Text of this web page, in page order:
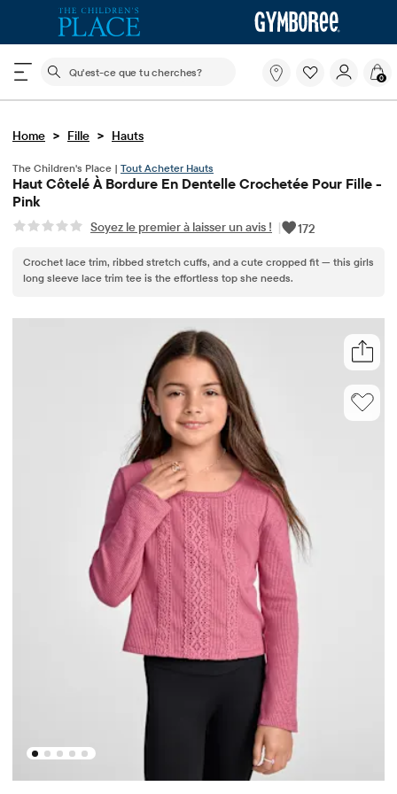
Le champ de recherche ci-dessous filtre les
Qu'est-
que
0
Home > Fille > Hauts
The Children's Place | Tout Acheter Hauts
Haut Côtelé À Bordure En Dentelle Crochetée Pour Fille -
Pink
Soyez le premier à laisser un avis ! | 172
Crochet lace trim, ribbed stretch cuffs, and a cute cropped fit — this girls
long sleeve lace trim tee is the effortless top she needs.